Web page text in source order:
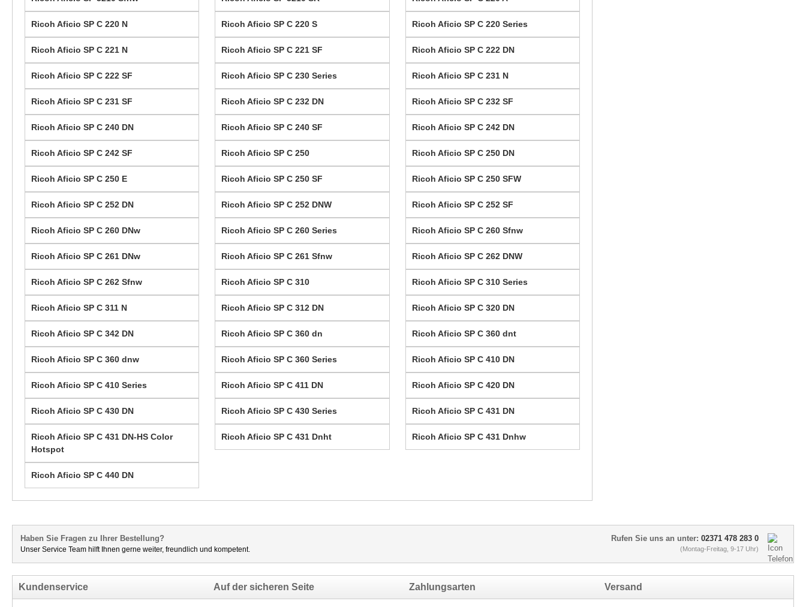
Ricoh Aficio SP C 220 N Ricoh Aficio SP C 220 S Ricoh Aficio SP C 220 Series
Ricoh Aficio SP C 221 N Ricoh Aficio SP C 221 SF Ricoh Aficio SP C 222 DN
Ricoh Aficio SP C 222 SF Ricoh Aficio SP C 230 Series Ricoh Aficio SP C 231 N
Ricoh Aficio SP C 231 SF Ricoh Aficio SP C 232 DN Ricoh Aficio SP C 232 SF
Ricoh Aficio SP C 240 DN Ricoh Aficio SP C 240 SF Ricoh Aficio SP C 242 DN
Ricoh Aficio SP C 242 SF Ricoh Aficio SP C 250 Ricoh Aficio SP C 250 DN
Ricoh Aficio SP C 250 E Ricoh Aficio SP C 250 SF Ricoh Aficio SP C 250 SFW
Ricoh Aficio SP C 252 DN Ricoh Aficio SP C 252 DNW Ricoh Aficio SP C 252 SF
Ricoh Aficio SP C 260 DNw Ricoh Aficio SP C 260 Series Ricoh Aficio SP C 260 Sfnw
Ricoh Aficio SP C 261 DNw Ricoh Aficio SP C 261 Sfnw Ricoh Aficio SP C 262 DNW
Ricoh Aficio SP C 262 Sfnw Ricoh Aficio SP C 310 Ricoh Aficio SP C 310 Series
Ricoh Aficio SP C 311 N Ricoh Aficio SP C 312 DN Ricoh Aficio SP C 320 DN
Ricoh Aficio SP C 342 DN Ricoh Aficio SP C 360 dn Ricoh Aficio SP C 360 dnt
Ricoh Aficio SP C 360 dnw Ricoh Aficio SP C 360 Series Ricoh Aficio SP C 410 DN
Ricoh Aficio SP C 410 Series Ricoh Aficio SP C 411 DN Ricoh Aficio SP C 420 DN
Ricoh Aficio SP C 430 DN Ricoh Aficio SP C 430 Series Ricoh Aficio SP C 431 DN
Ricoh Aficio SP C 431 DN-HS Color
Hotspot
Ricoh Aficio SP C 431 Dnht Ricoh Aficio SP C 431 Dnhw
Ricoh Aficio SP C 440 DN
Haben Sie Fragen zu Ihrer Bestellung?
Unser Service Team hilft Ihnen gerne weiter, freundlich und kompetent.
Rufen Sie uns an unter: 02371 478 283 0
(Montag-Freitag, 9-17 Uhr)
Kundenservice Auf der sicheren Seite Zahlungsarten Versand